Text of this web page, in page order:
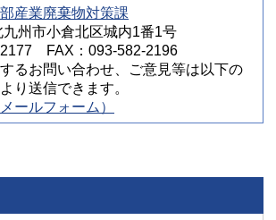
産業廃棄物対策課
州市小倉北区城内1番1号
FAX：093-582-2196
るお問い合わせ、ご意見等は以下の
り送信できます。
ールフォーム）